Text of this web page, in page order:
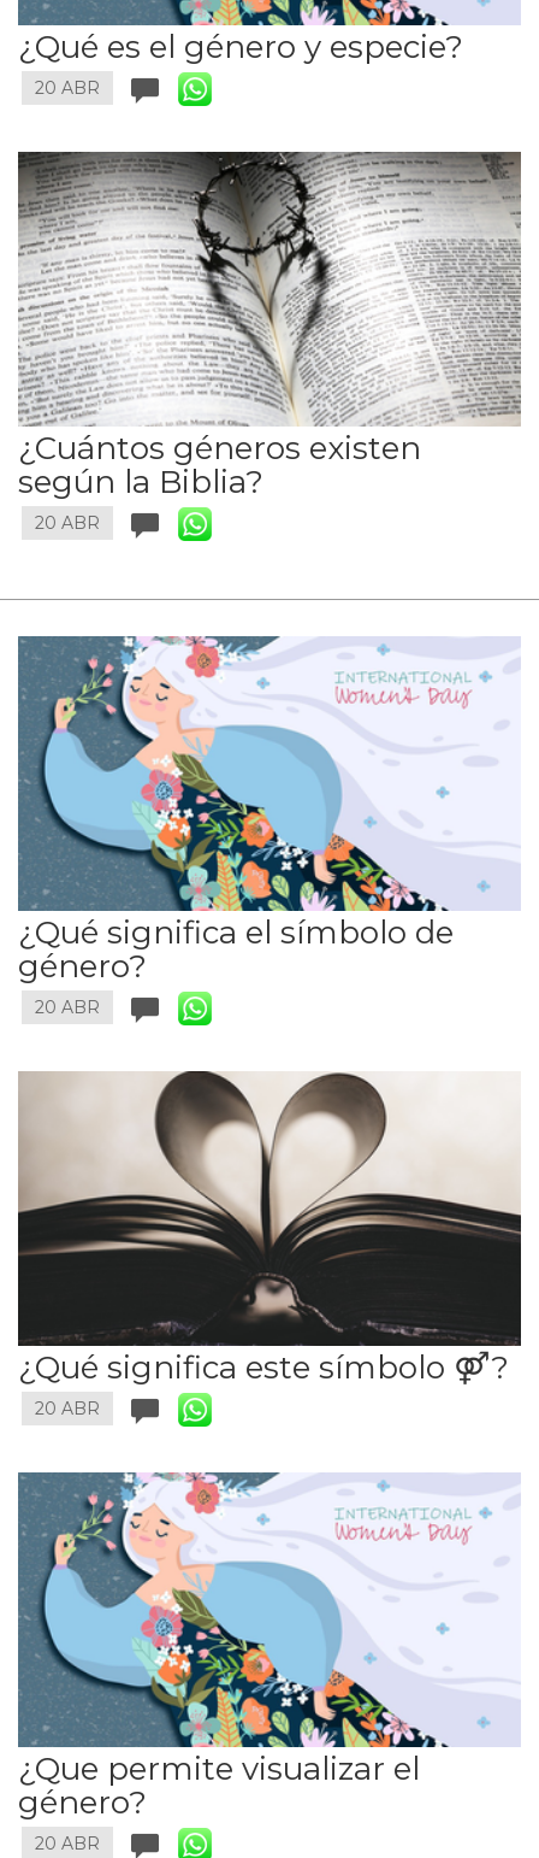
¿Qué es el género y especie?
20 ABR
¿Cuántos géneros existen
según la Biblia?
20 ABR
¿Qué significa el símbolo de
género?
20 ABR
¿Qué significa este símbolo ⚤?
20 ABR
¿Que permite visualizar el
género?
20 ABR